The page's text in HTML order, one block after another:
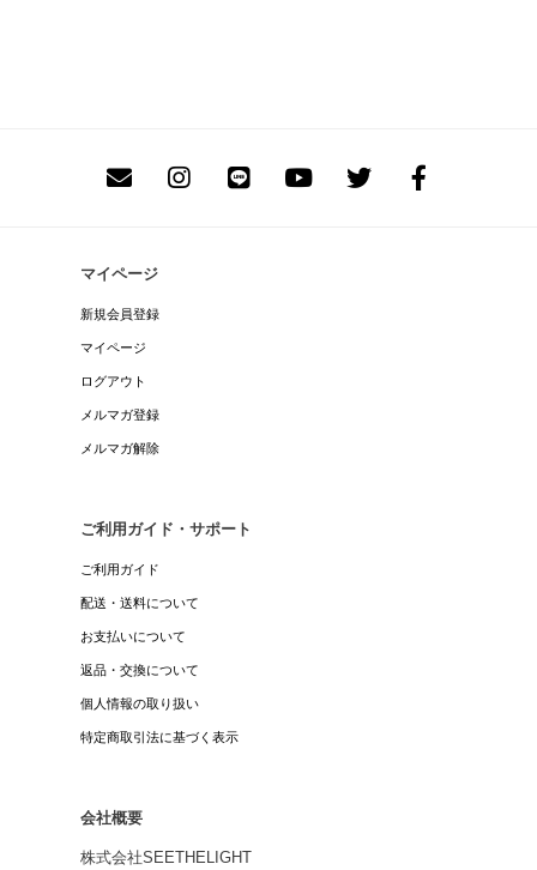
マイページ
新規会員登録
マイページ
ログアウト
メルマガ登録
メルマガ解除
ご利用ガイド・サポート
ご利用ガイド
配送・送料について
お支払いについて
返品・交換について
個人情報の取り扱い
特定商取引法に基づく表示
会社概要
株式会社SEETHELIGHT